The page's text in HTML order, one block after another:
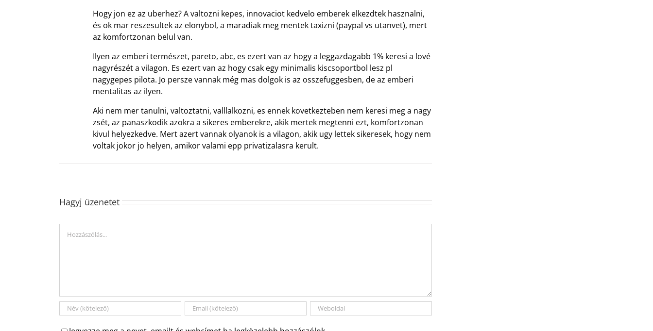
Hogy jon ez az uberhez? A valtozni kepes, innovaciot kedvelo emberek elkezdtek hasznalni,
és ok mar reszesultek az elonybol, a maradiak meg mentek taxizni (paypal vs utanvet), mert
az komfortzonan belul van.
Ilyen az emberi természet, pareto, abc, es ezert van az hogy a leggazdagabb 1% keresi a lové
nagyrészét a vilagon. Es ezert van az hogy csak egy minimalis kiscsoportbol lesz pl
nagygepes pilota. Jo persze vannak még mas dolgok is az osszefuggesben, de az emberi
mentalitas az ilyen.
Aki nem mer tanulni, valtoztatni, valllalkozni, es ennek kovetkezteben nem keresi meg a nagy
zsét, az panaszkodik azokra a sikeres emberekre, akik mertek megtenni ezt, komfortzonan
kivul helyezkedve. Mert azert vannak olyanok is a vilagon, akik ugy lettek sikeresek, hogy nem
voltak jokor jo helyen, amikor valami epp privatizalasra kerult.
Hagyj üzenetet